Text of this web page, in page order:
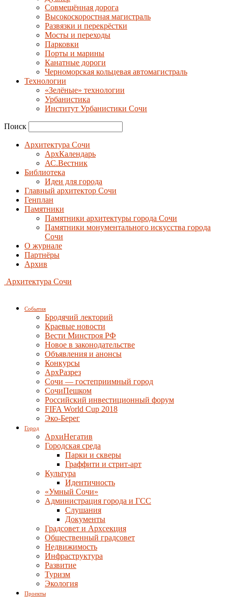
Совмещённая дорога
Высокоскоростная магистраль
Развязки и перекрёстки
Мосты и переходы
Парковки
Порты и марины
Канатные дороги
Черноморская кольцевая автомагистраль
Технологии
«Зелёные» технологии
Урбанистика
Институт Урбанистики Сочи
Поиск
Архитектура Сочи
АрхКалендарь
АС.Вестник
Библиотека
Идеи для города
Главный архитектор Сочи
Генплан
Памятники
Памятники архитектуры города Сочи
Памятники монументального искусства города
Сочи
О журнале
Партнёры
Архив
Архитектура Сочи
События
Бродячий лекторий
Краевые новости
Вести Минстроя РФ
Новое в законодательстве
Объявления и анонсы
Конкурсы
АрхРазрез
Сочи — гостеприимный город
СочиПешком
Российский инвестиционный форум
FIFA World Cup 2018
Эко-Берег
Город
АрхиНегатив
Городская среда
Парки и скверы
Граффити и стрит-арт
Культура
Идентичность
«Умный Сочи»
Администрация города и ГСС
Слушания
Документы
Градсовет и Архсекция
Общественный градсовет
Недвижимость
Инфраструктура
Развитие
Туризм
Экология
Проекты